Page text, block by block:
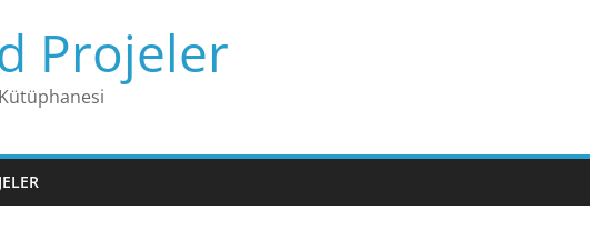
Projeler